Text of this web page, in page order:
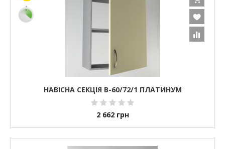
НАВІСНА СЕКЦІЯ В-60/72/1 ПЛАТИНУМ
2 662 грн